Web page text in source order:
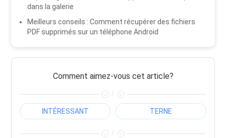
dans la galerie
Meilleurs conseils : Comment récupérer des fichiers
PDF supprimés sur un téléphone Android
Comment aimez-vous cet article?
/
INTÉRESSANT TERNE
/